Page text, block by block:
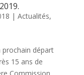
| Actualités,
départ
15 ans de